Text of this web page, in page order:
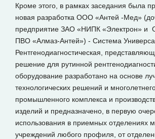
Кроме этого, в рамках заседания была
новая разработка ООО «Антей -Мед»
предприятие ЗАО «НИПК «Электрон» и
ПВО «Алмаз-Антей») - Система
Рентгенодиагностическая,
решение для рутинной
оборудование разработано на основе
технологических решений и
промышленного комплекса и
изделий и предназначено, в первую
использования в приемных отделениях
учреждений любого профиля, от